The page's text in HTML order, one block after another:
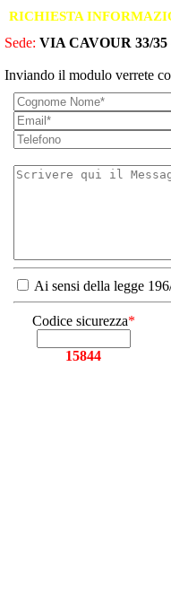
RICHIESTA
Sede: VIA CAVOUR 33/
Inviando il modulo verrete
Ai sensi della legge
Codice sicurezza*
15844